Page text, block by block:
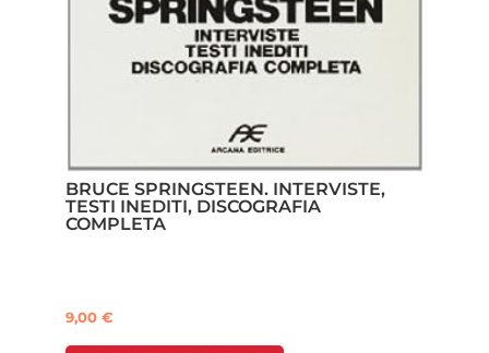
BRUCE SPRINGSTEEN. INTERVISTE,
TESTI INEDITI, DISCOGRAFIA
COMPLETA
9,00 €